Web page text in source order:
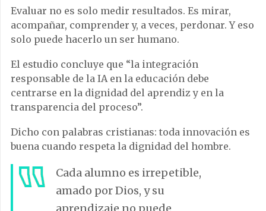
Evaluar no es solo medir resultados. Es mirar,
acompañar, comprender y, a veces, perdonar. Y eso
solo puede hacerlo un ser humano.
El estudio concluye que “la integración
responsable de la IA en la educación debe
centrarse en la dignidad del aprendiz y en la
transparencia del proceso”.
Dicho con palabras cristianas: toda innovación es
buena cuando respeta la dignidad del hombre.
Cada alumno es irrepetible,
amado por Dios, y su
aprendizaje no puede